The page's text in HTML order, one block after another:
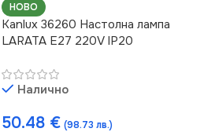
НОВО
Kanlux 36260 Настолна лампа
LARATA E27 220V IP20
Налично
50.48 € (98.73 лв.)